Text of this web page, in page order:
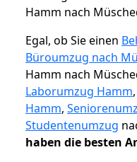
Hamm nach
Egal, ob Sie einen
Büroumzug nach
Hamm nach
Laborumzug Hamm,
Hamm,
Studentenumzug
haben die besten